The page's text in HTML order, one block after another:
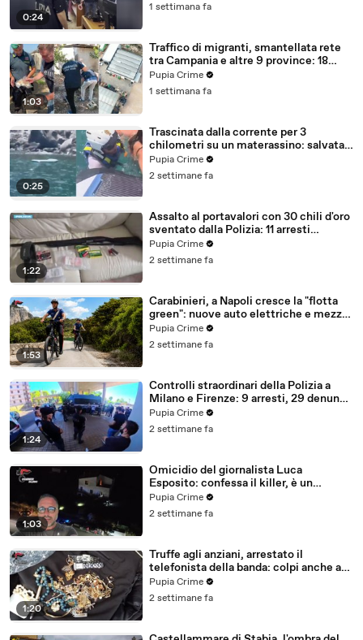
0:24
1 settimana fa
1:03
Traffico di migranti, smantellata rete
tra Campania e altre 9 province: 18
arresti (27.07.26)
Pupia Crime
1 settimana fa
0:25
Trascinata dalla corrente per 3
chilometri su un materassino: salvata
dalla Polizia (25.07.26)
Pupia Crime
2 settimane fa
1:22
Assalto al portavalori con 30 chili d'oro
sventato dalla Polizia: 11 arresti
(25.07.26)
Pupia Crime
2 settimane fa
1:53
Carabinieri, a Napoli cresce la "flotta
green": nuove auto elettriche e mezzi
sostenibili anche sulle isole (25.07.26)
Pupia Crime
2 settimane fa
1:24
Controlli straordinari della Polizia a
Milano e Firenze: 9 arresti, 29 denunce
e oltre 7mila persone identificate
(25.07.26)
Pupia Crime
2 settimane fa
1:03
Omicidio del giornalista Luca
Esposito: confessa il killer, è un
26enne tunisino (25.07.26)
Pupia Crime
2 settimane fa
1:20
Truffe agli anziani, arrestato il
telefonista della banda: colpi anche ad
Aversa, oltre 300mila euro il bottino
stimato (24.07.26)
Pupia Crime
2 settimane fa